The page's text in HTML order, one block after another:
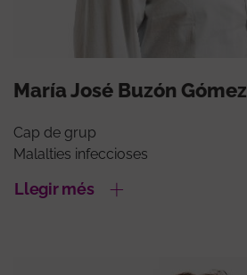
María José Buzón Gómez
Cap de grup
Malalties infeccioses
Llegir més